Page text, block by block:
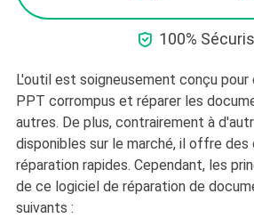
 100%
L'outil est soigneusement conçu
PPT corrompus et réparer les
autres. De plus, contrairement à
disponibles sur le marché, il offre
réparation rapides. Cependant, les
de ce logiciel de réparation de
suivants :